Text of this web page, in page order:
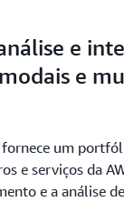
e
e
fornece um
e serviços da
e a análise